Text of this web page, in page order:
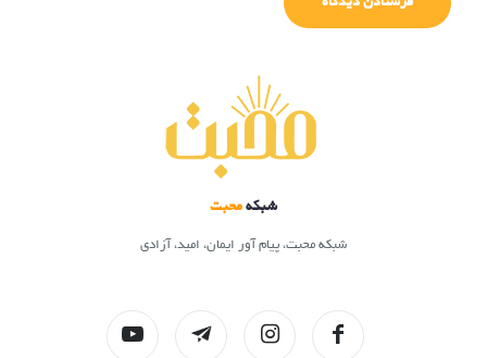
شبکه محبت
شبکه محبت، پیام آور ایمان، امید، آزادی